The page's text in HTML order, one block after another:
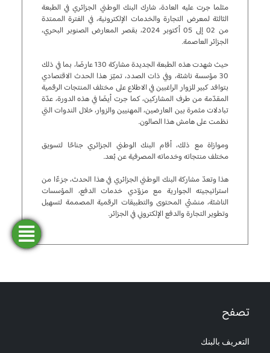
مثلما جرت عليه العادة، شارك البنك الوطني الجزائري في الطبعة
الثالثة لمعرض التجارة والخدمات الإلكترونية، في الفترة الممتدة
من 02 إلى 05 أكتوبر 2024، بقصر المعارض الصنوبر البحري،
الجزائر العاصمة.
حيث شهدت هذه الطبعة الجديدة مشاركة 130 عارضَا، بما في ذلك
30 مؤسسة ناشئة، وفي ذات الصدد، تميّز هذا الحدث الاقتصادي
بتوافد كبير للزوار الراغبين في الاطلاع على مختلف المنتجات الرقمية
المقدّمة من طرف المشاركين، كما جرت أيضَا في هذه الدورة، عدّة
تبادلات مثمرة بين العارضين، المهنيين والزوار، خلال الندوات التي
نظمت على هامش هذا الصالون.
وموازاة مع ذلك، أقام البنك الوطني الجزائري جناحًا لتسويق
مختلف منتجاته وخدماته المصرفية عن بُعد.
هذا وتعدّ مشاركة البنك الوطني الجزائري في هذا الحدث، جزءًا من
استراتيجيته الجوارية مع مزوّدي خدمات الدفع، المؤسسات
الناشئة، منشئي المحتوى والتطبيقات الرقمية المصممة لتسهيل
وتطوير التجارة والدفع الإلكتروني في الجزائر.
تصفح
التعريف بالبنك
ابحث
عن وكالة
طلب
تمويل
المحاكاة
فتح
حساب